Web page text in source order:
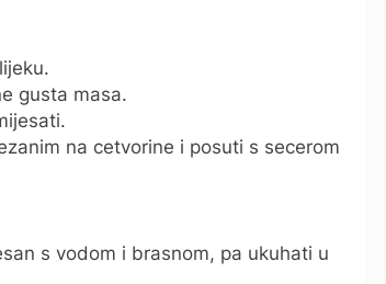
gusta masa.
na cetvorine i posuti s secerom
s vodom i brasnom, pa ukuhati u